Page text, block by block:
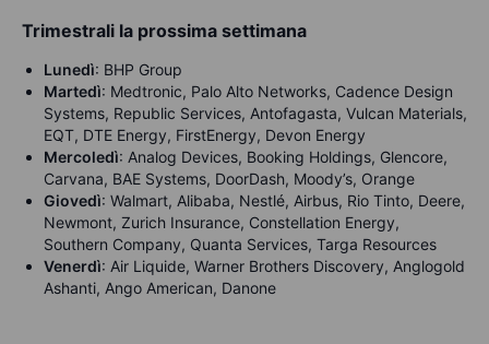
Trimestrali la prossima settimana
Lunedì: BHP Group
Martedì: Medtronic, Palo Alto Networks, Cadence Design
Systems, Republic Services, Antofagasta, Vulcan Materials,
EQT, DTE Energy, FirstEnergy, Devon Energy
Mercoledì: Analog Devices, Booking Holdings, Glencore,
Carvana, BAE Systems, DoorDash, Moody’s, Orange
Giovedì: Walmart, Alibaba, Nestlé, Airbus, Rio Tinto, Deere,
Newmont, Zurich Insurance, Constellation Energy,
Southern Company, Quanta Services, Targa Resources
Venerdì: Air Liquide, Warner Brothers Discovery, Anglogold
Ashanti, Ango American, Danone